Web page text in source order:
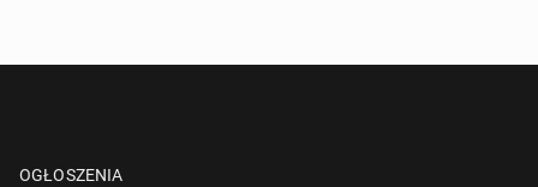
OGŁOSZENIA